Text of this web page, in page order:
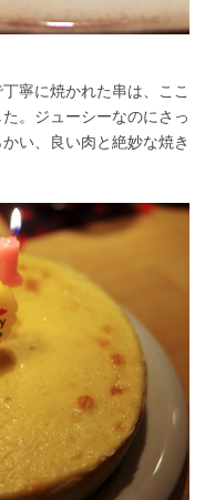
寧に焼かれた串は、ここ
。ジューシーなのにさっ
い、良い肉と絶妙な焼き